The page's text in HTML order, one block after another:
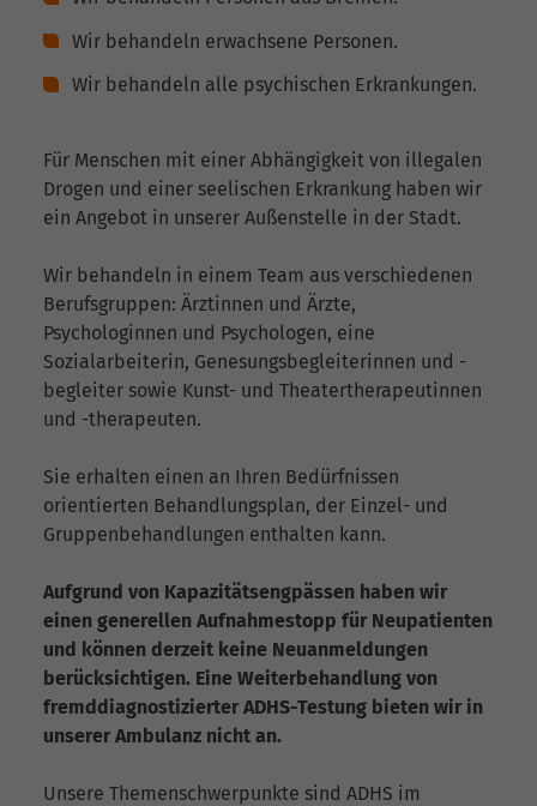
Wir behandeln erwachsene Personen.
Wir behandeln alle psychischen Erkrankungen.
Für Menschen mit einer Abhängigkeit von illegalen
Drogen und einer seelischen Erkrankung haben wir
ein Angebot in unserer Außenstelle in der Stadt.
Wir behandeln in einem Team aus verschiedenen
Berufsgruppen: Ärztinnen und Ärzte,
Psychologinnen und Psychologen, eine
Sozialarbeiterin, Genesungsbegleiterinnen und -
begleiter sowie Kunst- und Theatertherapeutinnen
und -therapeuten.
Sie erhalten einen an Ihren Bedürfnissen
orientierten Behandlungsplan, der Einzel- und
Gruppenbehandlungen enthalten kann.
Aufgrund von Kapazitätsengpässen haben wir
einen generellen Aufnahmestopp für Neupatienten
und können derzeit keine Neuanmeldungen
berücksichtigen. Eine Weiterbehandlung von
fremddiagnostizierter ADHS-Testung bieten wir in
unserer Ambulanz nicht an.
Unsere Themenschwerpunkte sind ADHS im